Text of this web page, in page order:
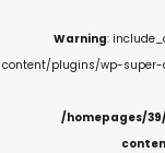
Warning:
content/plugins/wp-super-
/homepages/